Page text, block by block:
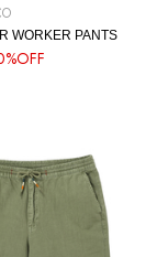
WORKER PANTS